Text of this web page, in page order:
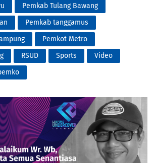
Pemkab Tulang Bawang
Pemkab tanggamus
Pemkot Metro
RSUD Sports
Video